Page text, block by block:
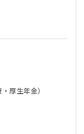
厚生年金）